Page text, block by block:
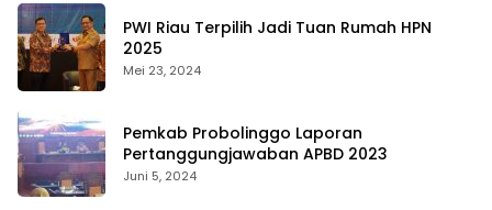
PWI Riau Terpilih Jadi Tuan Rumah HPN
2025
Mei 23, 2024
Pemkab Probolinggo Laporan
Pertanggungjawaban APBD 2023
Juni 5, 2024